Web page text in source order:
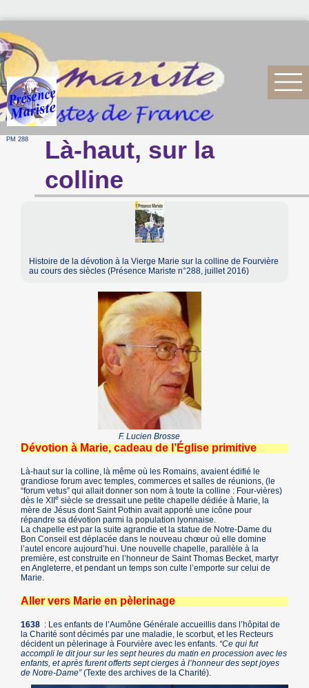
PM 288
Là-haut, sur la
colline
Histoire de la dévotion à la Vierge Marie sur la colline de Fourvière
au cours des siècles (Présence Mariste n°288, juillet 2016)
F. Lucien Brosse
Dévotion à Marie, cadeau de l’Église primitive
Là-haut sur la colline, là même où les Romains, avaient édifié le
grandiose forum avec temples, commerces et salles de réunions, (le
“forum vetus” qui allait donner son nom à toute la colline : Four-vières)
dès le XIIe siècle se dressait une petite chapelle dédiée à Marie, la
mère de Jésus dont Saint Pothin avait apporté une icône pour
répandre sa dévotion parmi la population lyonnaise.
La chapelle est par la suite agrandie et la statue de Notre-Dame du
Bon Conseil est déplacée dans le nouveau chœur où elle domine
l’autel encore aujourd’hui. Une nouvelle chapelle, parallèle à la
première, est construite en l’honneur de Saint Thomas Becket, martyr
en Angleterre, et pendant un temps son culte l’emporte sur celui de
Marie.
Aller vers Marie en pèlerinage
1638 : Les enfants de l’Aumône Générale accueillis dans l’hôpital de
la Charité sont décimés par une maladie, le scorbut, et les Recteurs
décident un pèlerinage à Fourvière avec les enfants. “Ce qui fut
accompli le dit jour sur les sept heures du matin en procession avec les
enfants, et après furent offerts sept cierges à l’honneur des sept joyes
de Notre-Dame”(Texte des archives de la Charité).